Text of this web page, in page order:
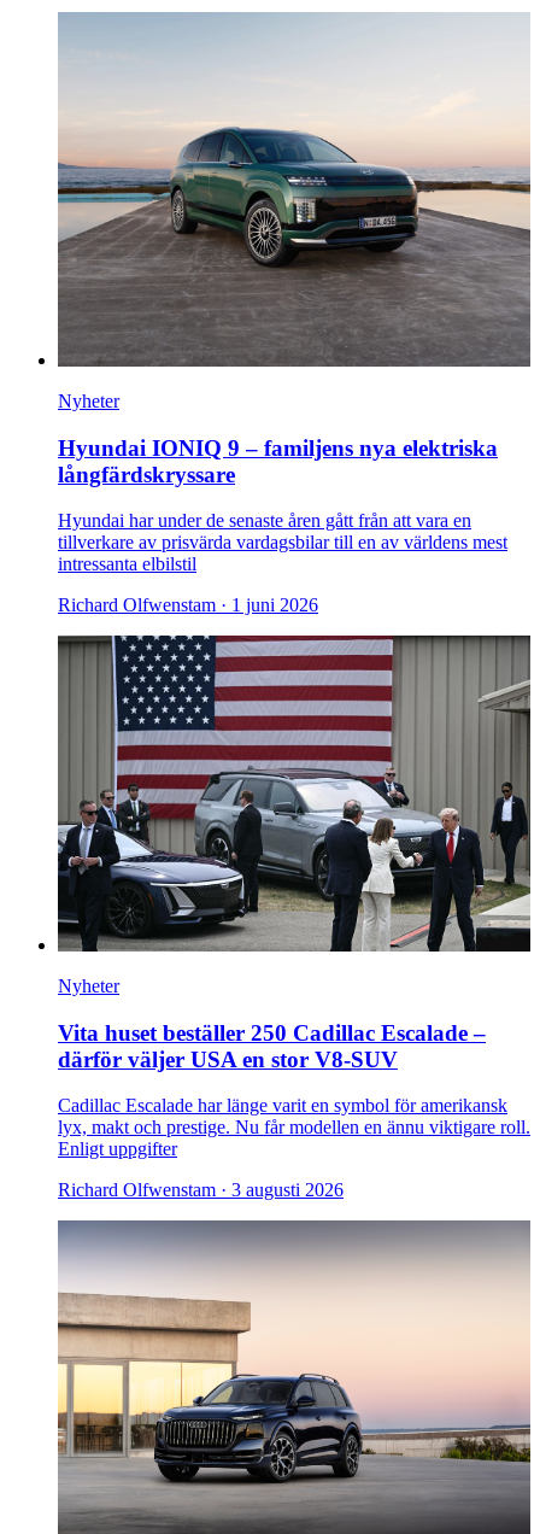
Nyheter
Hyundai IONIQ 9 – familjens nya elektriska
långfärdskryssare
Hyundai har under de senaste åren gått från att vara en
tillverkare av prisvärda vardagsbilar till en av världens mest
intressanta elbilstil
Richard Olfwenstam · 1 juni 2026
Nyheter
Vita huset beställer 250 Cadillac Escalade –
därför väljer USA en stor V8-SUV
Cadillac Escalade har länge varit en symbol för amerikansk
lyx, makt och prestige. Nu får modellen en ännu viktigare roll.
Enligt uppgifter
Richard Olfwenstam · 3 augusti 2026